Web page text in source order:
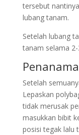
tersebut
lubang tanam.
Setelah lubang
tanam selama
Setelah
Lepaskan
tidak merusak
masukkan bibit
posisi tegak lalu